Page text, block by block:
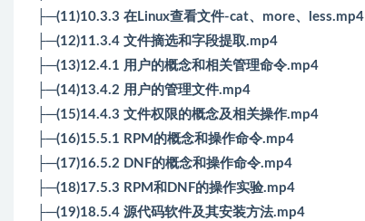
├─(11)10.3.3 在Linux查看文件-cat、more、less.mp4
├─(12)11.3.4 文件摘选和字段提取.mp4
├─(13)12.4.1 用户的概念和相关管理命令.mp4
├─(14)13.4.2 用户的管理文件.mp4
├─(15)14.4.3 文件权限的概念及相关操作.mp4
├─(16)15.5.1 RPM的概念和操作命令.mp4
├─(17)16.5.2 DNF的概念和操作命令.mp4
├─(18)17.5.3 RPM和DNF的操作实验.mp4
├─(19)18.5.4 源代码软件及其安装方法.mp4